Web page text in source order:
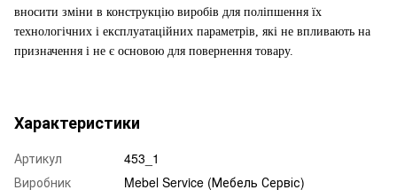
вносити зміни в конструкцію виробів для поліпшення їх
технологічних і експлуатаційних параметрів, які не впливають на
призначення і не є основою для повернення товару.
Характеристики
Артикул
453_1
Виробник
Mebel Service (Мебель Сервіс)